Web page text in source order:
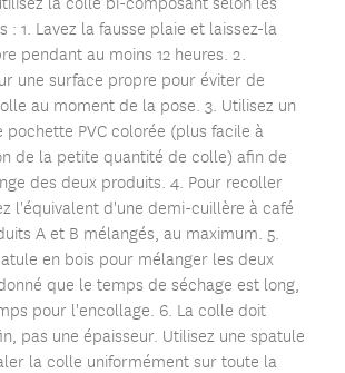
: 1. Lavez la fausse plaie et laissez-la
pendant au moins 12 heures. 2.
une surface propre pour éviter de
au moment de la pose. 3. Utilisez un
PVC colorée (plus facile à
de la petite quantité de colle) afin de
des deux produits. 4. Pour recoller
l'équivalent d'une demi-cuillère à café
A et B mélangés, au maximum. 5.
en bois pour mélanger les deux
que le temps de séchage est long,
pour l'encollage. 6. La colle doit
pas une épaisseur. Utilisez une spatule
la colle uniformément sur toute la